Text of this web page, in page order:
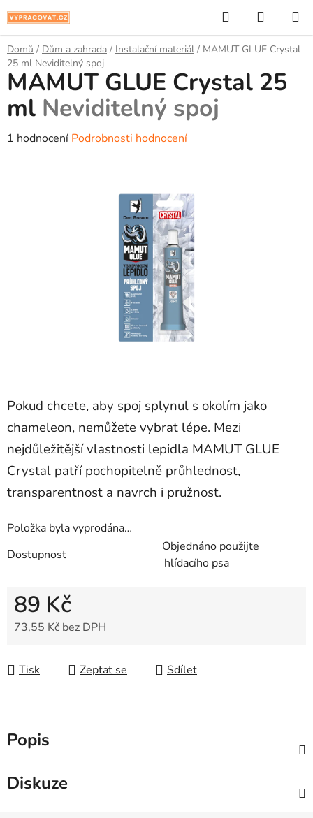
na
obsah
Hledat
KOŠÍK
Domů / Dům a zahrada / Instalační materiál / MAMUT GLUE Crystal
25 ml Neviditelný spoj
Pokud chcete, aby spoj splynul s okolím jako
chameleon, nemůžete vybrat lépe. Mezi
nejdůležitější vlastnosti lepidla MAMUT GLUE
Crystal patří pochopitelně průhlednost,
transparentnost a navrch i pružnost.
Položka byla vyprodána…
Dostupnost
Objednáno použijte
hlídacího psa
89 Kč
73,55 Kč bez DPH
Tisk
Zeptat se Sdílet
MAMUT GLUE Crystal 25
ml Neviditelný spoj
Průměrné
1 hodnocení Podrobnosti hodnocení
Popis
Diskuze